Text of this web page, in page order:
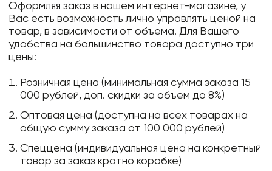
Оформляя заказ в нашем интернет-магазине, у
Вас есть возможность лично управлять ценой на
товар, в зависимости от объема. Для Вашего
удобства на большинство товара доступно три
цены:
Розничная цена (минимальная сумма заказа 15
000 рублей, доп. скидки за объем до 8%)
Оптовая цена (доступна на всех товарах на
общую сумму заказа от 100 000 рублей)
Спеццена (индивидуальная цена на конкретный
товар за заказ кратно коробке)